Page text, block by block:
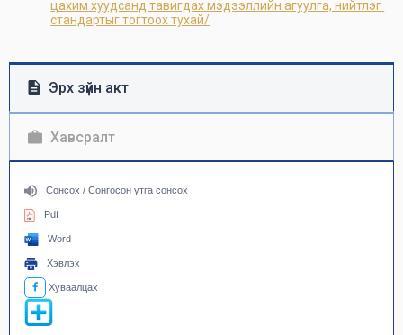
цахим хуудсанд тавигдах мэдээллийн агуулга, нийтлэг
стандартыг тогтоох тухай/
Эрх зүйн акт
Хавсралт
Сонсох / Сонгосон утга сонсох
Pdf
Word
Хэвлэх
Хуваалцах